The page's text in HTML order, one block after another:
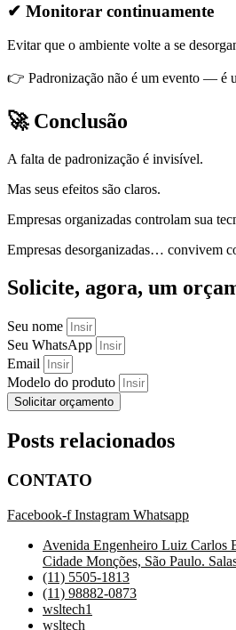
✔ Monitorar continuamente
Evitar que o ambiente volte a se
👉 Padronização não é um evento — é
🚀 Conclusão
A falta de padronização é invisível.
Mas seus efeitos são claros.
Empresas organizadas controlam sua
Empresas desorganizadas… convivem
Solicite, agora, um
Seu nome
Seu WhatsApp
Email
Modelo do produto
Solicitar orçamento
Posts relacionados
CONTATO
Facebook-f Instagram Whatsapp
Avenida Engenheiro Luiz Carlos
Cidade Monções, São Paulo.
(11) 5505-1813
(11) 98882-0873
wsltech1
wsltech